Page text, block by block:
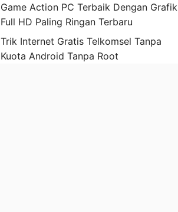
Game Action PC Terbaik Dengan Grafik
Full HD Paling Ringan Terbaru
Trik Internet Gratis Telkomsel Tanpa
Kuota Android Tanpa Root